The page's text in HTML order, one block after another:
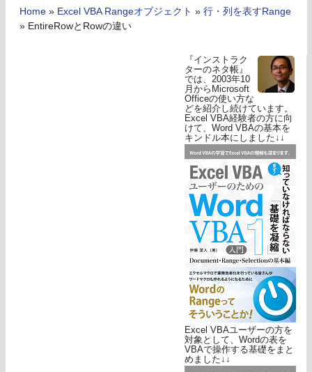
Home » Excel VBA Rangeオブジェクト » 行・列を表すRange
» EntireRowとRowの違い
『インストラク
ターのネタ帳』
では、2003年10
月からMicrosoft
Officeの使い方な
どを紹介し続けています。
Excel VBA経験者の方に向
けて、Word VBAの基本を
キンドル本にしました↓↓
Excel VBAユーザーの方を
対象として、Wordの表を
VBAで操作する基礎をまと
めました↓↓